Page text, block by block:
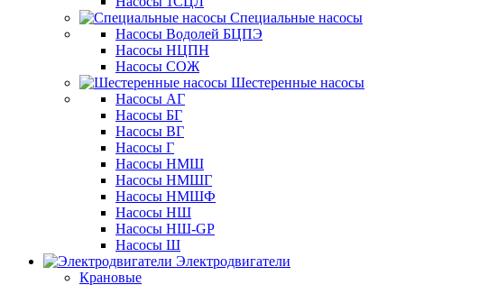
Специальные насосы
Насосы Водолей БЦПЭ
Насосы НЦПН
Насосы СОЖ
Шестеренные насосы
Насосы АГ
Насосы БГ
Насосы ВГ
Насосы Г
Насосы НМШ
Насосы НМШГ
Насосы НМШФ
Насосы НШ
Насосы НШ-GP
Насосы Ш
Электродвигатели
Крановые